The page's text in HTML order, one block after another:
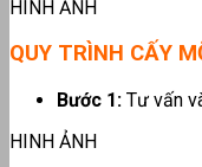
HINH ẢNH
QUY TRÌNH CẤY
Bước 1: Tư vấn
HINH ẢNH